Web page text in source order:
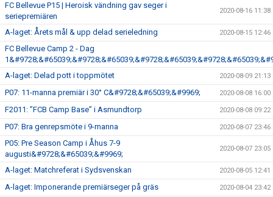
FC Bellevue P15 | Heroisk vändning gav seger i
seriepremiären
2020-08-16 11:38
A-laget: Årets mål & upp delad serieledning 2020-08-15 12:46
FC Bellevue Camp 2 - Dag
A-laget: Delad pott i toppmötet
2020-08-09 21:13
P07: 11-manna premiär i 30° C&#9728;&#65039;&#9969; 2020-08-08 16:00
F2011: ”FCB Camp Base” i Asmundtorp 2020-08-08 09:22
P07: Bra genrepsmöte i 9-manna 2020-08-07 23:46
P05: Pre Season Camp i Åhus 7-9
augusti&#9728;&#65039;&#9969;
2020-08-07 23:05
A-laget: Matchreferat i Sydsvenskan 2020-08-05 12:41
A-laget: Imponerande premiärseger på gräs 2020-08-04 23:42